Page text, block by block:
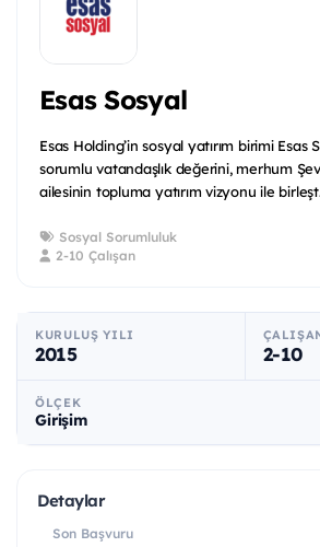
Esas Sosyal
Esas Holding’in sosyal yatırım birimi Esas
sorumlu vatandaşlık değerini, merhum
ailesinin topluma yatırım vizyonu ile
Sosyal Sorumluluk
2-10 Çalışan
KURULUŞ YILI
2015 2-10
ÖLÇEK
Girişim
Detaylar
Son Başvuru